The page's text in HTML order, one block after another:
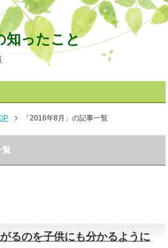
知ったこと
「2016年8月」の記事一覧
覧
るのを子供にも分かるように